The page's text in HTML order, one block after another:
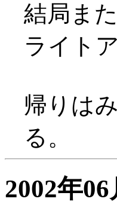
結局ま
ライト
帰りは
る。
2002年